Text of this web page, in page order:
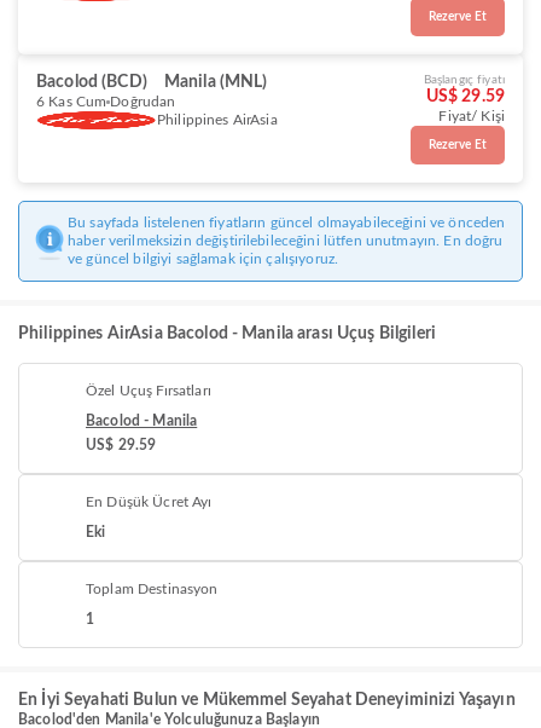
Rezerve Et
Bacolod (BCD) Manila (MNL)
6 Kas Cum Doğrudan
Philippines AirAsia
Başlangıç fiyatı
US$ 29.59
Fiyat/ Kişi
Rezerve Et
Bu sayfada listelenen fiyatların güncel olmayabileceğini ve önceden
haber verilmeksizin değiştirilebileceğini lütfen unutmayın. En doğru
ve güncel bilgiyi sağlamak için çalışıyoruz.
Philippines AirAsia Bacolod - Manila arası Uçuş Bilgileri
Özel Uçuş Fırsatları
Bacolod - Manila
US$ 29.59
En Düşük Ücret Ayı
Eki
Toplam Destinasyon
1
En İyi Seyahati Bulun ve Mükemmel Seyahat Deneyiminizi Yaşayın
Bacolod'den Manila'e Yolculuğunuza Başlayın